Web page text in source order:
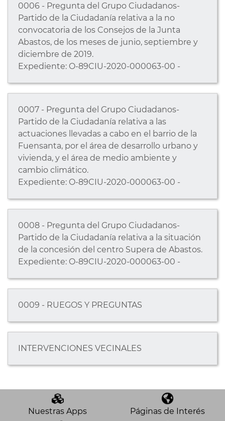
0006 - Pregunta del Grupo Ciudadanos-
Partido de la Ciudadanía relativa a la no
convocatoria de los Consejos de la Junta
Abastos, de los meses de junio, septiembre y
diciembre de 2019.
Expediente: O-89CIU-2020-000063-00 -
0007 - Pregunta del Grupo Ciudadanos-
Partido de la Ciudadanía relativa a las
actuaciones llevadas a cabo en el barrio de la
Fuensanta, por el área de desarrollo urbano y
vivienda, y el área de medio ambiente y
cambio climático.
Expediente: O-89CIU-2020-000063-00 -
0008 - Pregunta del Grupo Ciudadanos-
Partido de la Ciudadanía relativa a la situación
de la concesión del centro Supera de Abastos.
Expediente: O-89CIU-2020-000063-00 -
0009 - RUEGOS Y PREGUNTAS
INTERVENCIONES VECINALES
Nuestras Apps Páginas de Interés